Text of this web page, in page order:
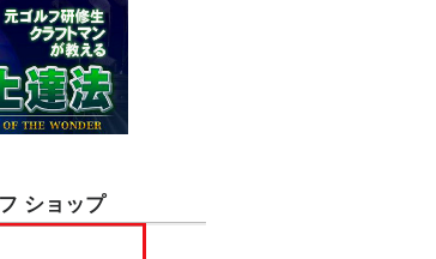
ショップ